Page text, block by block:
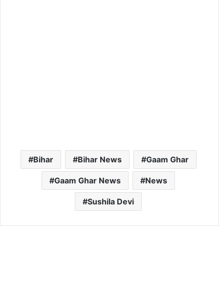
Bihar Bihar News Gaam Ghar
Gaam Ghar News News
Sushila Devi